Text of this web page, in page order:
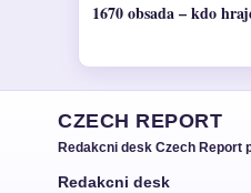
1670 obsada – kdo
CZECH REPORT
Redakcni desk Czech
Redakcni desk